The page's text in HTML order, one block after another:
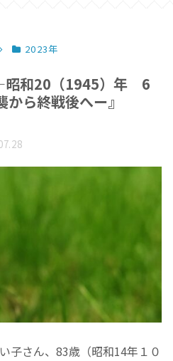
2023年
昭和20（1945）年 6
ら終戦後へー』
子さん、83歳（昭和14年１０